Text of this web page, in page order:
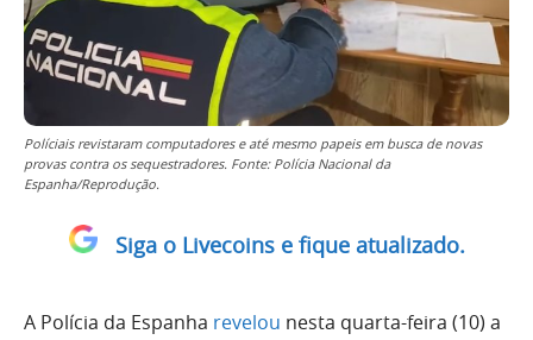
Políciais revistaram computadores e até mesmo papeis em busca de novas
provas contra os sequestradores. Fonte: Polícia Nacional da
Espanha/Reprodução.
Siga o Livecoins e fique atualizado.
A Polícia da Espanha revelou nesta quarta-feira (10) a